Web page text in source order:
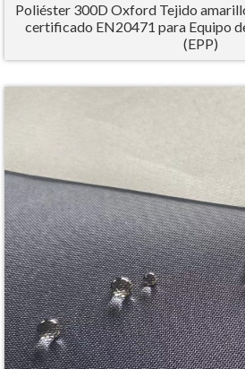
Poliéster 300D Oxford Tejido
certificado EN20471 para Equipo
(EPP)